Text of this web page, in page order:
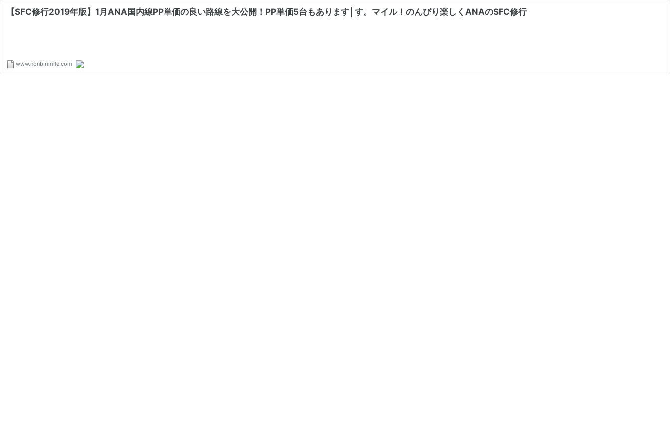
【SFC修行2019年版】1月ANA国内線PP単価の良い路線を大公開！PP単価5台もあります│す。マイル！のんびり楽しくANAのSFC修行
www.nonbirimile.com